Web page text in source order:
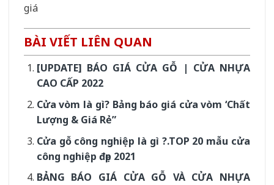
giá
BÀI VIẾT LIÊN QUAN
[UPDATE] BÁO GIÁ CỬA GỖ | CỬA NHỰA
CAO CẤP 2022
Cửa vòm là gì? Bảng báo giá cửa vòm ‘Chất
Lượng & Giá Rẻ”
Cửa gỗ công nghiệp là gì ?.TOP 20 mẫu cửa
công nghiệp đẹp 2021
BẢNG BÁO GIÁ CỬA GỖ VÀ CỬA NHỰA